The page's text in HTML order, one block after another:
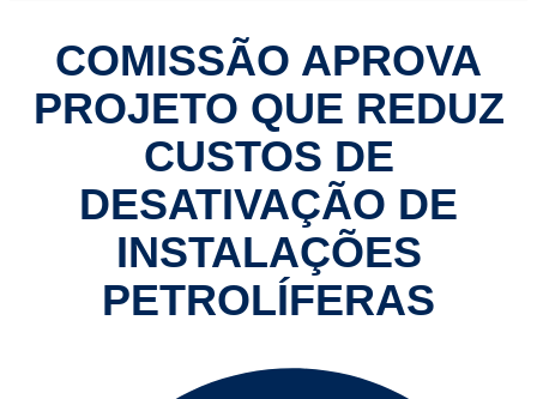
COMISSÃO APROVA
PROJETO QUE REDUZ
CUSTOS DE
DESATIVAÇÃO DE
INSTALAÇÕES
PETROLÍFERAS